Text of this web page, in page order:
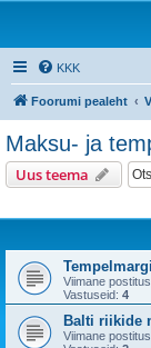
KKK
Foorumi pealeht
Maksu- ja
Uus teema
Viimane
Vastuseid: 4
Balti riikide
Viimane